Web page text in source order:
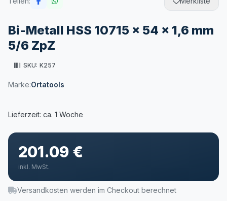
Bi-Metall HSS 10715 x 54 x 1,6 mm
5/6 ZpZ
SKU: K257
Marke:Ortatools
201.09 €
inkl. MwSt.
Versandkosten werden im Checkout berechnet